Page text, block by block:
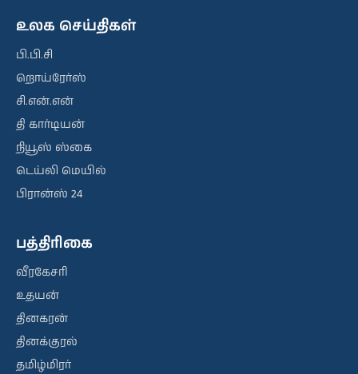
உலக செய்திகள்
பி.பி.சி
றொய்ரேர்ஸ்
சி.என்.என்
தி கார்டியன்
நியூஸ் ஸ்கை
டெய்லி மெயில்
பிரான்ஸ் 24
பத்திரிகை
வீரகேசரி
உதயன்
தினகரன்
தினக்குரல்
தமிழ்மிரர்